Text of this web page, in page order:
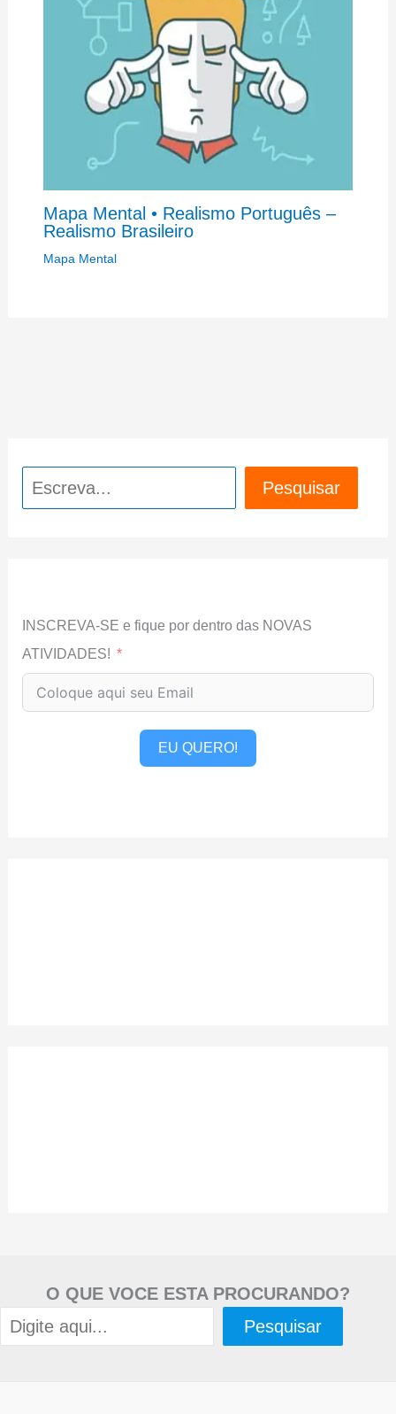
Mapa Mental • Realismo Português –
Realismo Brasileiro
Mapa Mental
Pesquisar Pesquisar
INSCREVA-SE e fique por dentro das NOVAS
ATIVIDADES!
EU QUERO!
O QUE VOCE ESTA PROCURANDO?
Pesquisar